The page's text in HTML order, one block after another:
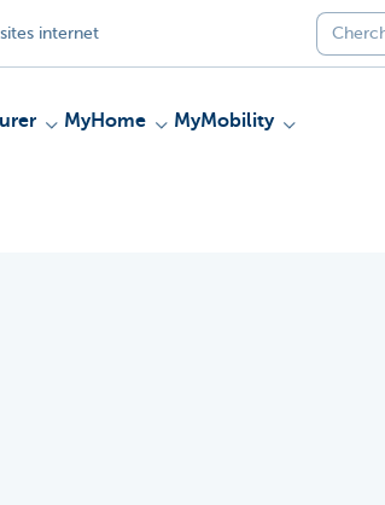
internet
MyHome MyMobility